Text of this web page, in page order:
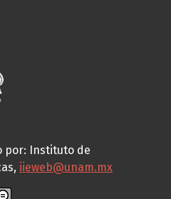
por: Instituto de
iieweb@unam.mx